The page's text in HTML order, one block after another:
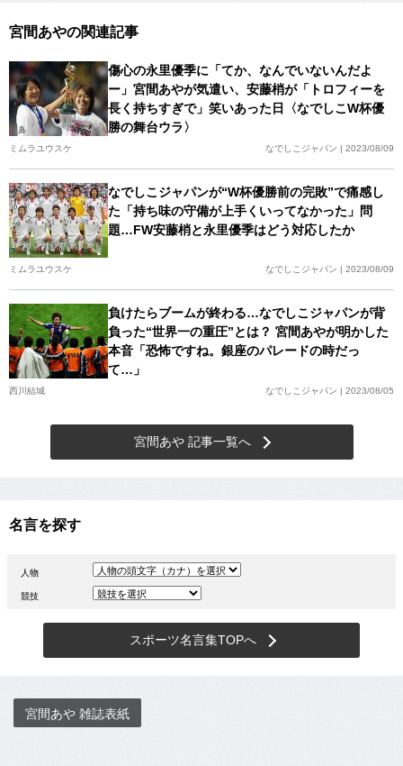
宮間あやの関連記事
傷心の永里優季に「てか、なんでいないんだよ
ー」宮間あやが気遣い、安藤梢が「トロフィーを
長く持ちすぎで」笑いあった日〈なでしこW杯優
勝の舞台ウラ〉
ミムラユウスケ なでしこジャパン | 2023/08/09
なでしこジャパンが“W杯優勝前の完敗”で痛感し
た「持ち味の守備が上手くいってなかった」問
題…FW安藤梢と永里優季はどう対応したか
ミムラユウスケ なでしこジャパン | 2023/08/09
負けたらブームが終わる…なでしこジャパンが背
負った“世界一の重圧”とは？ 宮間あやが明かした
本音「恐怖ですね。銀座のパレードの時だっ
て…」
西川結城 なでしこジャパン | 2023/08/05
宮間あや 記事一覧へ
名言を探す
人物
競技
スポーツ名言集TOPへ
宮間あや 雑誌表紙